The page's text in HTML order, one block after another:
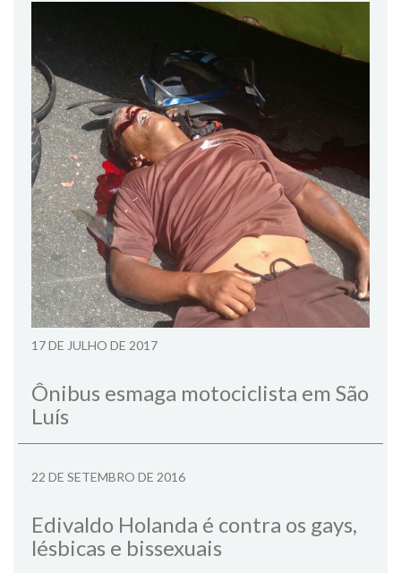
17 DE JULHO DE 2017
Ônibus esmaga motociclista em São
Luís
22 DE SETEMBRO DE 2016
Edivaldo Holanda é contra os gays,
lésbicas e bissexuais